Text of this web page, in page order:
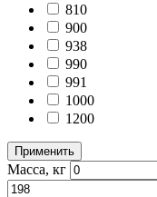
810
900
938
990
991
1000
1200
Применить
Масса, кг